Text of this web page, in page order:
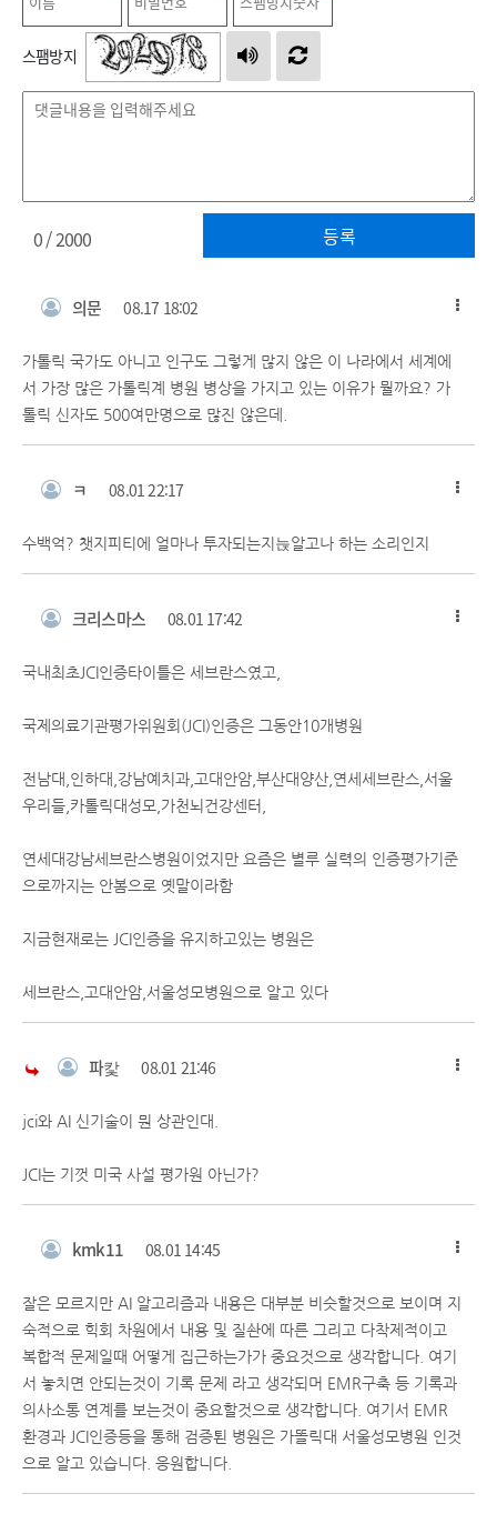
스팸방지
등록
0/ 2000
의문 08.17 18:02
가톨릭 국가도 아니고 인구도 그렇게 많지 않은 이 나라에서 세계에
서 가장 많은 가톨릭계 병원 병상을 가지고 있는 이유가 뭘까요? 가
톨릭 신자도 500여만명으로 많진 않은데.
ㅋ 08.01 22:17
수백억? 챗지피티에 얼마나 투자되는지늕알고나 하는 소리인지
크리스마스 08.01 17:42
국내최초JCI인증타이틀은 세브란스였고,
국제의료기관평가위원회(JCI)인증은 그동안10개병원
전남대,인하대,강남예치과,고대안암,부산대양산,연세세브란스,서울
우리들,카톨릭대성모,가천뇌건강센터,
연세대강남세브란스병원이었지만 요즘은 별루 실력의 인증평가기준
으로까지는 안봄으로 옛말이라함
지금현재로는 JCI인증을 유지하고있는 병원은
세브란스,고대안암,서울성모병원으로 알고 있다
파캋 08.01 21:46
jci와 AI 신기술이 뭔 상관인대.
JCI는 기껏 미국 사설 평가원 아닌가?
kmk11 08.01 14:45
잘은 모르지만 AI 알고리즘과 내용은 대부분 비슷할것으로 보이며 지
숙적으로 힉회 차원에서 내용 및 질솬에 따른 그리고 다착제적이고
복합적 문제일때 어떻게 집근하는가가 중요것으로 생각합니다. 여기
서 놓치면 안되는것이 기록 문제 라고 생각되머 EMR구축 등 기록과
의사소통 연계를 보는것이 중요할것으로 생각합니다. 여기서 EMR
환경과 JCI인증등을 통해 검증퇸 병원은 가똘릭대 서울성모병원 인것
으로 알고 있습니다. 응원합니다.